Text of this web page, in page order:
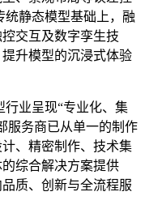
统静态模型基础上，融
交互及数字孪生技
升模型的沉浸式体验
业呈现“专业化、集
服务商已从单一的制作
、精密制作、技术集
综合解决方案提供
质、创新与全流程服